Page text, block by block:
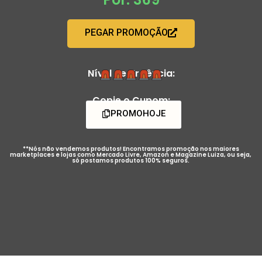
PEGAR PROMOÇÃO
Nível de Urgência:
Copie o Cupom:
PROMOHOJE
**Nós não vendemos produtos! Encontramos promoção nos maiores
marketplaces e lojas como Mercado Livre, Amazon e Magazine Luiza, ou seja,
só postamos produtos 100% seguros.